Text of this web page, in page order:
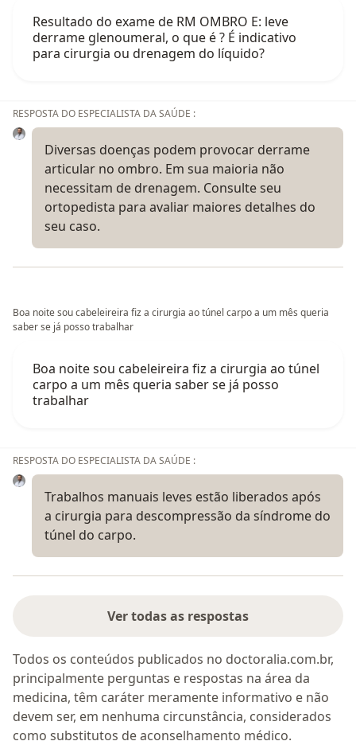
Resultado do exame de RM OMBRO E: leve
derrame glenoumeral, o que é ? É indicativo
para cirurgia ou drenagem do líquido?
RESPOSTA DO ESPECIALISTA DA SAÚDE :
Diversas doenças podem provocar derrame
articular no ombro. Em sua maioria não
necessitam de drenagem. Consulte seu
ortopedista para avaliar maiores detalhes do
seu caso.
Boa noite sou cabeleireira fiz a cirurgia ao túnel carpo a um mês queria
saber se já posso trabalhar
Boa noite sou cabeleireira fiz a cirurgia ao túnel
carpo a um mês queria saber se já posso
trabalhar
RESPOSTA DO ESPECIALISTA DA SAÚDE :
Trabalhos manuais leves estão liberados após
a cirurgia para descompressão da síndrome do
túnel do carpo.
Ver todas as respostas
Todos os conteúdos publicados no doctoralia.com.br,
principalmente perguntas e respostas na área da
medicina, têm caráter meramente informativo e não
devem ser, em nenhuma circunstância, considerados
como substitutos de aconselhamento médico.